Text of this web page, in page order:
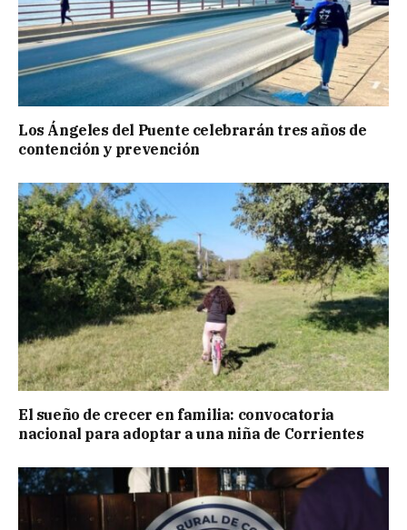
Los Ángeles del Puente celebrarán tres años de
contención y prevención
El sueño de crecer en familia: convocatoria
nacional para adoptar a una niña de Corrientes